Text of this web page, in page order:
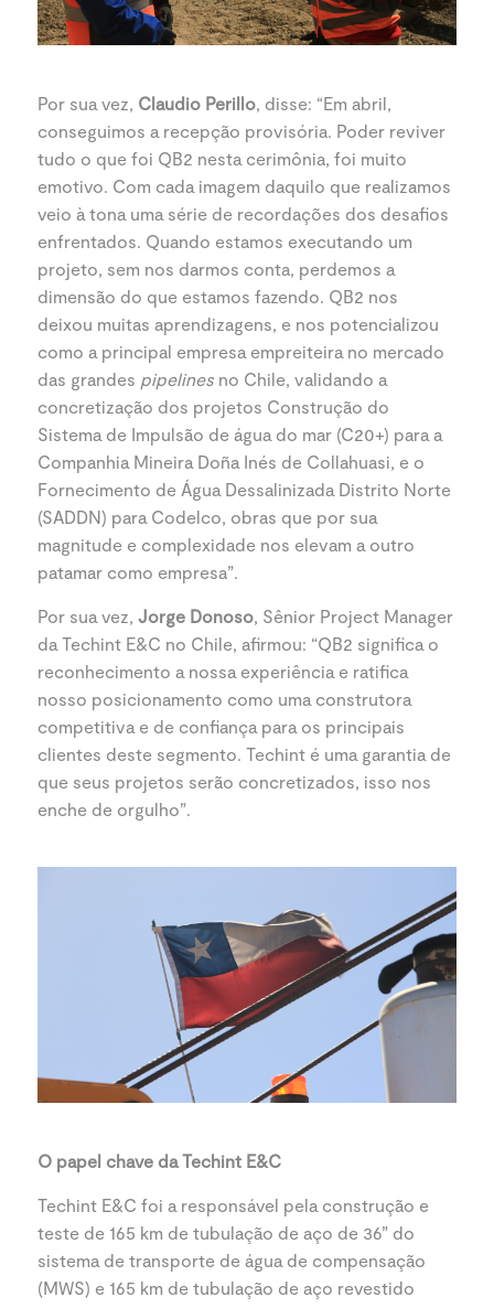
Por sua vez, Claudio Perillo, disse: “Em abril,
conseguimos a recepção provisória. Poder reviver
tudo o que foi QB2 nesta cerimônia, foi muito
emotivo. Com cada imagem daquilo que realizamos
veio à tona uma série de recordações dos desafios
enfrentados. Quando estamos executando um
projeto, sem nos darmos conta, perdemos a
dimensão do que estamos fazendo. QB2 nos
deixou muitas aprendizagens, e nos potencializou
como a principal empresa empreiteira no mercado
das grandes pipelines no Chile, validando a
concretização dos projetos Construção do
Sistema de Impulsão de água do mar (C20+) para a
Companhia Mineira Doña Inés de Collahuasi, e o
Fornecimento de Água Dessalinizada Distrito Norte
(SADDN) para Codelco, obras que por sua
magnitude e complexidade nos elevam a outro
patamar como empresa”.
Por sua vez, Jorge Donoso, Sênior Project Manager
da Techint E&C no Chile, afirmou: “QB2 significa o
reconhecimento a nossa experiência e ratifica
nosso posicionamento como uma construtora
competitiva e de confiança para os principais
clientes deste segmento. Techint é uma garantia de
que seus projetos serão concretizados, isso nos
enche de orgulho”.
O papel chave da Techint E&C
Techint E&C foi a responsável pela construção e
teste de 165 km de tubulação de aço de 36” do
sistema de transporte de água de compensação
(MWS) e 165 km de tubulação de aço revestido